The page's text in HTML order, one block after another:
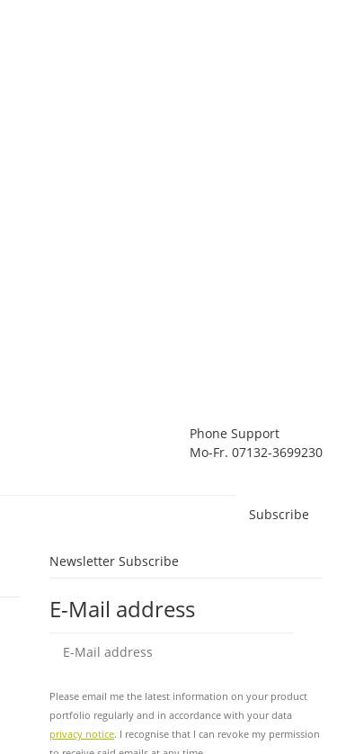
Phone Support
Mo-Fr. 07132-3699230
Subscribe
Newsletter Subscribe
E-Mail address
Please email me the latest information on your product
portfolio regularly and in accordance with your data
privacy notice. I recognise that I can revoke my permission